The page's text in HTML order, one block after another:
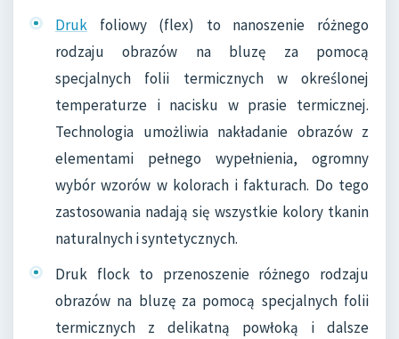
Druk foliowy (flex) to nanoszenie różnego
rodzaju obrazów na bluzę za pomocą
specjalnych folii termicznych w określonej
temperaturze i nacisku w prasie termicznej.
Technologia umożliwia nakładanie obrazów z
elementami pełnego wypełnienia, ogromny
wybór wzorów w kolorach i fakturach. Do tego
zastosowania nadają się wszystkie kolory tkanin
naturalnych i syntetycznych.
Druk flock to przenoszenie różnego rodzaju
obrazów na bluzę za pomocą specjalnych folii
termicznych z delikatną powłoką i dalsze